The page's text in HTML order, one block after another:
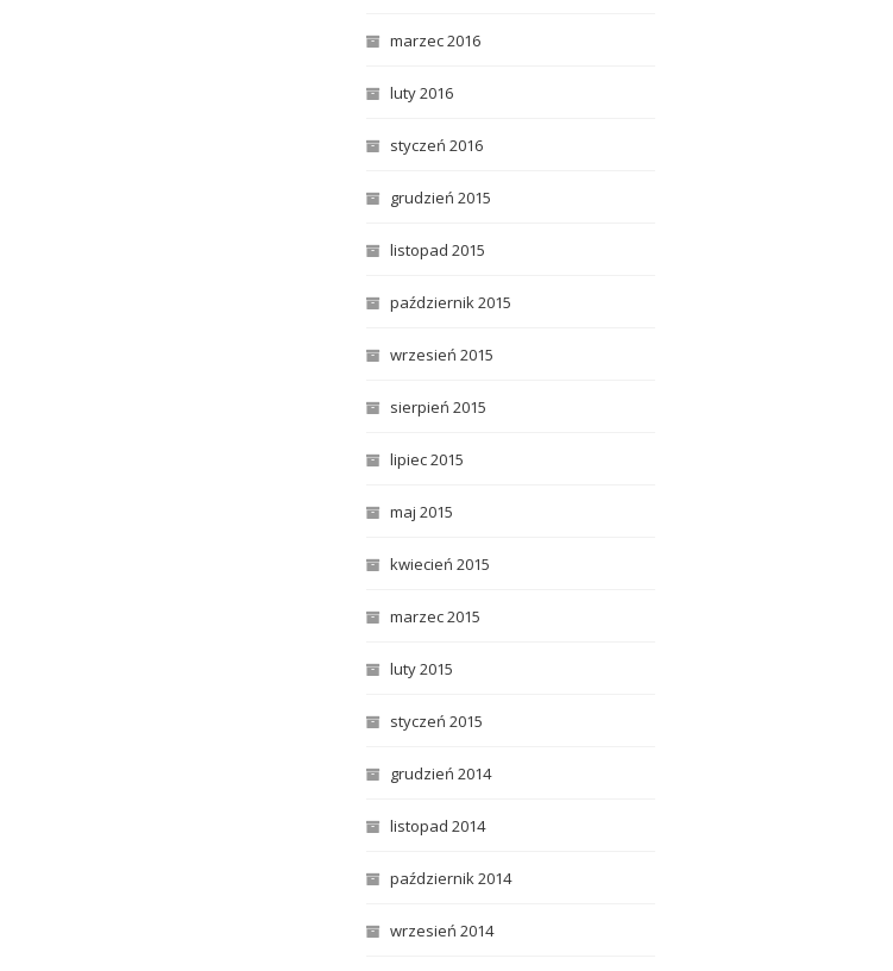
marzec 2016
luty 2016
styczeń 2016
grudzień 2015
listopad 2015
październik 2015
wrzesień 2015
sierpień 2015
lipiec 2015
maj 2015
kwiecień 2015
marzec 2015
luty 2015
styczeń 2015
grudzień 2014
listopad 2014
październik 2014
wrzesień 2014